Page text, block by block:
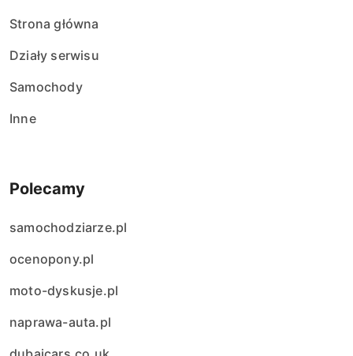
Strona główna
Działy serwisu
Samochody
Inne
Polecamy
samochodziarze.pl
ocenopony.pl
moto-dyskusje.pl
naprawa-auta.pl